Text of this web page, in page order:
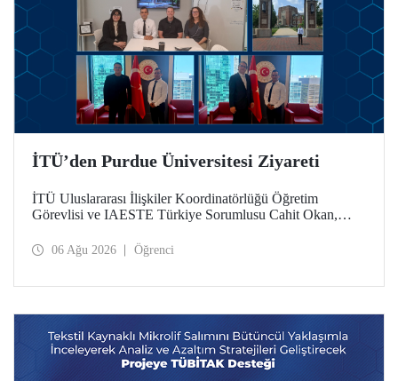
İTÜ’den Purdue Üniversitesi Ziyareti
İTÜ Uluslararası İlişkiler Koordinatörlüğü Öğretim
Görevlisi ve IAESTE Türkiye Sorumlusu Cahit Okan,
Temmuz tarihlerinde ABD’de dünyanın önde gelen
06 Ağu 2026 Öğrenci